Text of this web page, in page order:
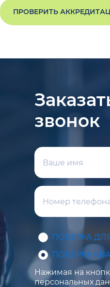
ПРОВЕРИТЬ
звонок
ПОВЕРКА
ПОВЕРКА
Нажимая на
персональных